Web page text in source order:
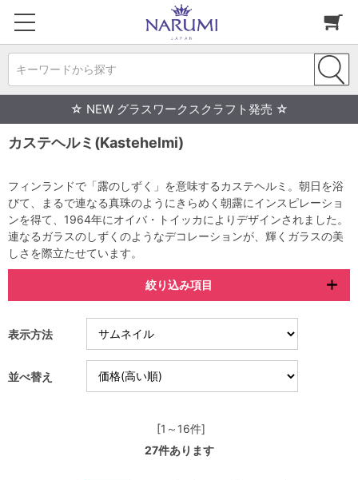
キーワードから探す
☆ NEW グラスワークスクラフト発売 ☆
カステヘルミ(Kastehelmi)
フィンランドで「露のしずく」を意味するカステヘルミ。朝日を浴
びて、まるで連なる真珠のようにきらめく朝露にインスピレーショ
ンを得て、1964年にオイバ・トイッカによりデザインされました。
連なるガラスのしずくのようなデコレーションが、輝くガラスの美
しさを際立たせています。
絞り込み項目
表示方法
並べ替え
[1～16件]
27件あります